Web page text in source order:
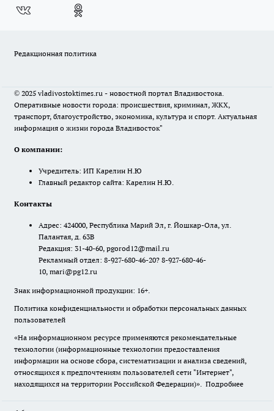
Редакционная политика
© 2025 vladivostoktimes.ru - новостной портал Владивостока.
Оперативные новости города: происшествия, криминал, ЖКХ,
транспорт, благоустройство, экономика, культура и спорт. Актуальная
информация о жизни города Владивосток"
О компании:
Учредитель: ИП Карелин Н.Ю
Главный редактор сайта: Карелин Н.Ю.
Контакты
Адрес: 424000, Республика Марий Эл, г. Йошкар-Ола, ул.
Палантая, д. 63В
Редакция: 31-40-60, pgorod12@mail.ru
Рекламный отдел: 8-927-680-46-20? 8-927-680-46-
10, mari@pg12.ru
Знак информационной продукции: 16+.
Политика конфиденциальности и обработки персональных данных
пользователей
«На информационном ресурсе применяются рекомендательные
технологии (информационные технологии предоставления
информации на основе сбора, систематизации и анализа сведений,
относящихся к предпочтениям пользователей сети "Интернет",
находящихся на территории Российской Федерации)». Подробнее